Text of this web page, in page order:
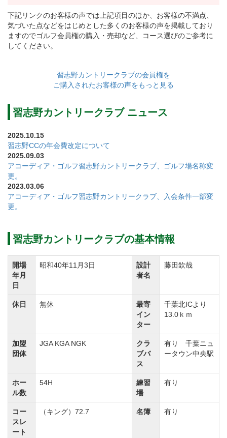
週日会員50,000円(税別)
※トランスファー制度、家族入会割引、シルバーステ
イタス割引、新グランドステータス制度は適用対象外
※2020年1月1日以降に名義書換書類・記名者変更書類
共通会員権の名義書換料を下記のとおり改定します。
①実施・・・令和4年1月1日より
②名義書換料
正会員【改定前】1,650,000円（税込）→【改定後】
2,200,000円（税込）
1,650,000円（税込）
入会条件の一部を下記の通り変更しました。
①実施 令和5年3月1日より
②入会条件の変更点
【変更前】女性入会：譲渡物権は女性名義の会員権に
【変更後】女性入会：女性入会制限を撤廃する。譲渡
物権は男性名義の会員権でも可。
ゴルフ場名称を下記のとおり変更します。
①実施：令和7年10月1日より
②ゴルフ場名称の変更
【変更前】アコーディア・ゴルフ習志野カントリーク
下記リンクのお客様の声では上記項目のほか、お客様の不満点、
気づいた点などをはじめとした多くのお客様の声を掲載しており
ますのでゴルフ会員権の購入・売却など、コース選びのご参考に
してください。
習志野カントリークラブの会員権を
ご購入されたお客様の声をもっと見る
習志野カントリークラブ ニュース
2025.10.15
習志野CCの年会費改定について
2025.09.03
アコーディア・ゴルフ習志野カントリークラブ、ゴルフ場名称変
更。
2023.03.06
アコーディア・ゴルフ習志野カントリークラブ、入会条件一部変
更。
習志野カントリークラブの基本情報
開場
年月
日
昭和40年11月3日
設計
者名
藤田欽哉
休日 無休
最寄
イン
ター
千葉北ICより
13.0ｋｍ
加盟
団体
JGA KGA NGK
クラ
ブバ
ス
有り 千葉ニュ
ータウン中央駅
ホー
ル数
54H
練習
場
有り
コー
スレ
ート
（キング）72.7 名簿 有り